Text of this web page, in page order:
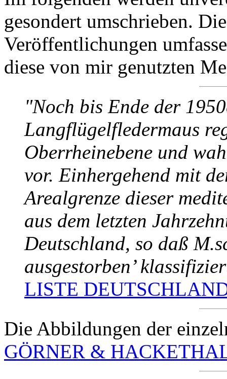
gesondert umschrieben.
Veröffentlichungen
diese von mir genutzten
"Noch bis Ende der
Langflügelfledermaus
Oberrheinebene und
vor. Einhergehend mit
Arealgrenze dieser
aus dem letzten
Deutschland, so daß
ausgestorben’
LISTE
Die Abbildungen der
GÖRNER &